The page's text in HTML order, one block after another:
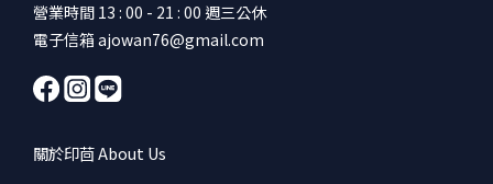
營業時間 13 : 00 - 21 : 00 週三公休
電子信箱 ajowan76@gmail.com
關於印茴 About Us